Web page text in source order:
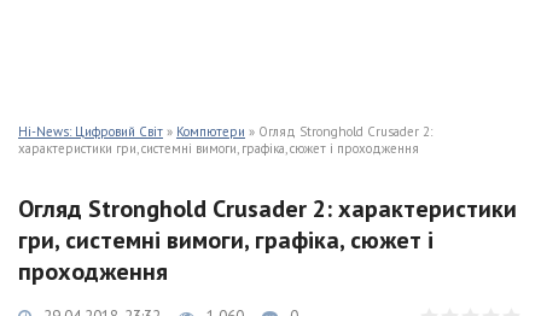
Hi-News: Цифровий Світ » Компютери » Огляд Stronghold Crusader 2:
характеристики гри, системні вимоги, графіка, сюжет і проходження
Огляд Stronghold Crusader 2: характеристики
гри, системні вимоги, графіка, сюжет і
проходження